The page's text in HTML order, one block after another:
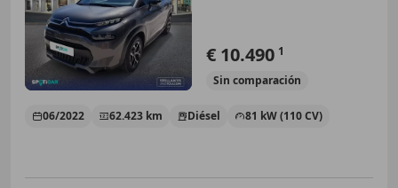
€ 10.490 1
Sin comparación
06/2022 62.423 km Diésel 81 kW (110 CV)